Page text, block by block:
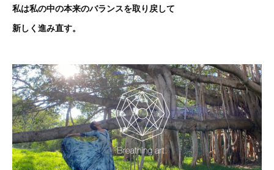
私は私の中の本来のバランスを取り戻して
新しく進み直す。